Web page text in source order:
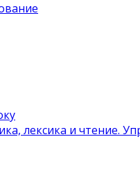
лексика и чтение.